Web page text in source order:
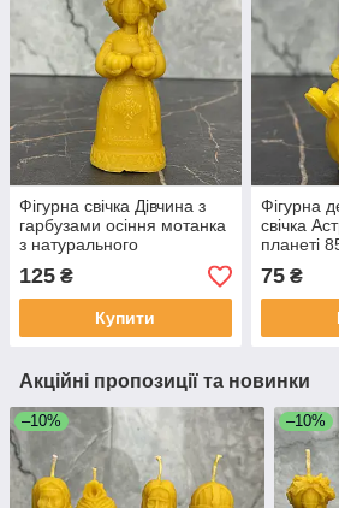
Фігурна свічка Дівчина з
гарбузами осіння мотанка
з натурального
бджолиного воску
декоративна етно свічка
ручної роботи 12 см
125 ₴
Купити
Фігурна
свічка
планеті
воску
75₴
Акційні пропозиції та новинки
–10% –10%